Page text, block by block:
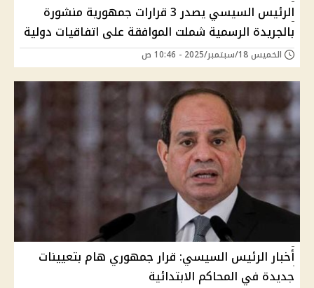
الرئيس السيسي يصدر 3 قرارات جمهورية منشورة
بالجريدة الرسمية شملت الموافقة على اتفاقيات دولية
الخميس 18/سبتمبر/2025 - 10:46 ص
أخبار الرئيس السيسي: قرار جمهوري هام بتعيينات
جديدة في المحاكم الابتدائية